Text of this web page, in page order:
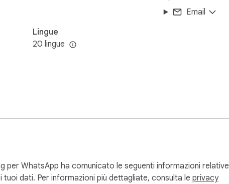
Lingue
20 lingue
Email
per WhatsApp ha comunicato le seguenti informazioni relative
dati. Per informazioni più dettagliate, consulta le privacy